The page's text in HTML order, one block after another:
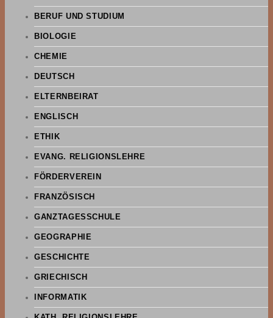
BERUF UND STUDIUM
BIOLOGIE
CHEMIE
DEUTSCH
ELTERNBEIRAT
ENGLISCH
ETHIK
EVANG. RELIGIONSLEHRE
FÖRDERVEREIN
FRANZÖSISCH
GANZTAGESSCHULE
GEOGRAPHIE
GESCHICHTE
GRIECHISCH
INFORMATIK